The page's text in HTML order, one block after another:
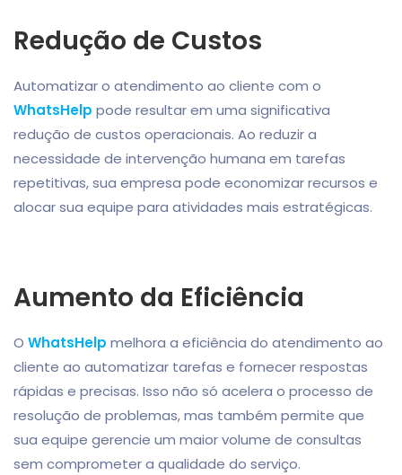
Redução de Custos
Automatizar o atendimento ao cliente com o
WhatsHelp pode resultar em uma significativa
redução de custos operacionais. Ao reduzir a
necessidade de intervenção humana em tarefas
repetitivas, sua empresa pode economizar recursos e
alocar sua equipe para atividades mais estratégicas.
Aumento da Eficiência
O WhatsHelp melhora a eficiência do atendimento ao
cliente ao automatizar tarefas e fornecer respostas
rápidas e precisas. Isso não só acelera o processo de
resolução de problemas, mas também permite que
sua equipe gerencie um maior volume de consultas
sem comprometer a qualidade do serviço.